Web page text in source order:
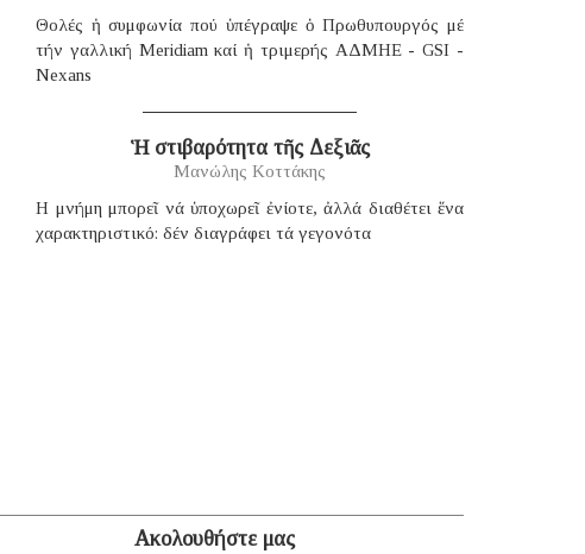
Θολές ἡ συμφωνία πού ὑπέγραψε ὁ Πρωθυπουργός μέ
τήν γαλλική Μeridiam καί ἡ τριμερής ΑΔΜΗΕ - GSI -
Nexans
Ἡ στιβαρότητα τῆς Δεξιᾶς
Μανώλης Κοττάκης
H μνήμη μπορεῖ νά ὑποχωρεῖ ἐνίοτε, ἀλλά διαθέτει ἕνα
χαρακτηριστικό: δέν διαγράφει τά γεγονότα
Ακολουθήστε μας